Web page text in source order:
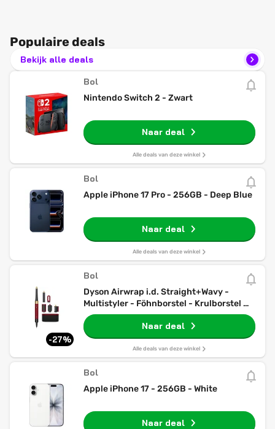
Populaire deals
Bekijk alle deals
Bol
Nintendo Switch 2 - Zwart
Naar deal
Alle deals van deze winkel
Bol
Apple iPhone 17 Pro - 256GB - Deep Blue
Naar deal
Alle deals van deze winkel
-27%
Bol
Dyson Airwrap i.d. Straight+Wavy -
Multistyler - Föhnborstel - Krulborstel -
Red Velvet/Goud
Naar deal
Alle deals van deze winkel
Bol
Apple iPhone 17 - 256GB - White
Naar deal